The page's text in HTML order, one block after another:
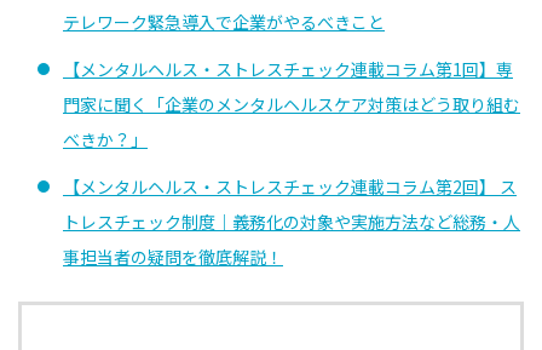
テレワーク緊急導入で企業がやるべきこと
【メンタルヘルス・ストレスチェック連載コラム第1回】専
門家に聞く「企業のメンタルヘルスケア対策はどう取り組む
べきか？」
【メンタルヘルス・ストレスチェック連載コラム第2回】 ス
トレスチェック制度｜義務化の対象や実施方法など総務・人
事担当者の疑問を徹底解説！